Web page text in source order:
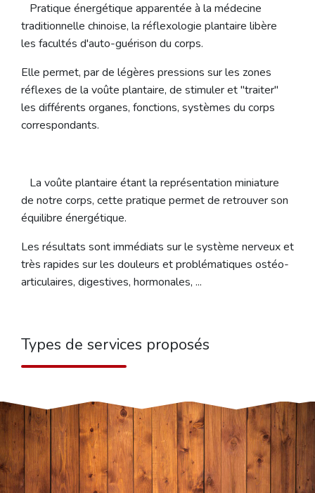
Pratique énergétique apparentée à la médecine
traditionnelle chinoise, la réflexologie plantaire libère
les facultés d'auto-guérison du corps.
Elle permet, par de légères pressions sur les zones
réflexes de la voûte plantaire, de stimuler et "traiter"
les différents organes, fonctions, systèmes du corps
correspondants.
La voûte plantaire étant la représentation miniature
de notre corps, cette pratique permet de retrouver son
équilibre énergétique.
Les résultats sont immédiats sur le système nerveux et
très rapides sur les douleurs et problématiques ostéo-
articulaires, digestives, hormonales, ...
Types de services proposés